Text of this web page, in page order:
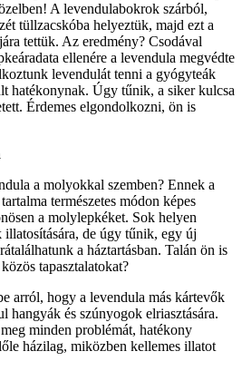
A levendulabokrok szárból,
tüllzacskóba helyeztük, majd ezt a
tettük. Az eredmény? Csodával
ellenére a levendula megvédte
levendulát tenni a gyógyteák
hatékonynak. Úgy tűnik, a siker kulcsa
Érdemes elgondolkozni, ön is
a molyokkal szemben? Ennek a
természetes módon képes
a molylepkéket. Sok helyen
illatosítására, de úgy tűnik, egy új
a háztartásban. Talán ön is
tapasztalatokat?
arról, hogy a levendula más kártevők
hangyák és szúnyogok elriasztására.
minden problémát, hatékony
házilag, miközben kellemes illatot